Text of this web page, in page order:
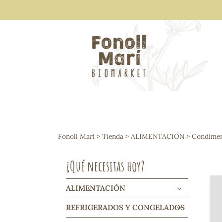
Arroces y legumbres
Frutos secos y snacks
Cereales, mueslis, hinchados y
Galletas y dulces
Vinos y cavas
Condimentos y salsas
Harinas y sémolas
Pasta
Fonoll Marí > Tienda > ALIMENTACIÓN >
¿Qué necesitas hoy?
ALIMENTACIÓN
REFRIGERADOS Y CONGELADOS